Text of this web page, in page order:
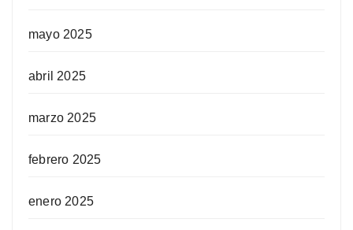
mayo 2025
abril 2025
marzo 2025
febrero 2025
enero 2025